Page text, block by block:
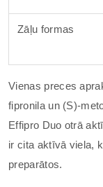
Zāļu formas
Vienas preces
fipronila un (S)-
Effipro Duo otrā
ir cita aktīvā viela,
preparātos.